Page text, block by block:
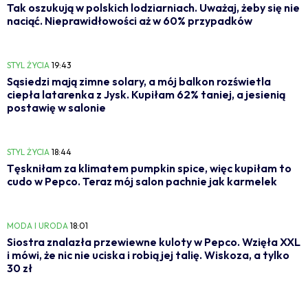
Tak oszukują w polskich lodziarniach. Uważaj, żeby się nie
naciąć. Nieprawidłowości aż w 60% przypadków
STYL ŻYCIA 19:43
Sąsiedzi mają zimne solary, a mój balkon rozświetla
ciepła latarenka z Jysk. Kupiłam 62% taniej, a jesienią
postawię w salonie
STYL ŻYCIA 18:44
Tęskniłam za klimatem pumpkin spice, więc kupiłam to
cudo w Pepco. Teraz mój salon pachnie jak karmelek
MODA I URODA 18:01
Siostra znalazła przewiewne kuloty w Pepco. Wzięła XXL
i mówi, że nic nie uciska i robią jej talię. Wiskoza, a tylko
30 zł